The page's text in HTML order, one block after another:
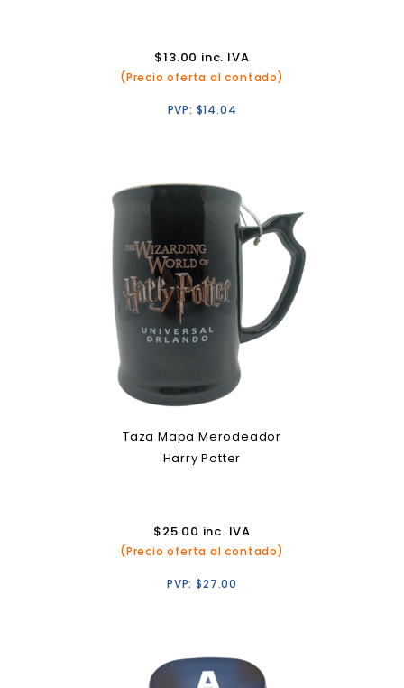
$13.00 inc. IVA
(Precio oferta al contado)
PVP: $14.04
Taza Mapa Merodeador
Harry Potter
$25.00 inc. IVA
(Precio oferta al contado)
PVP:$27.00